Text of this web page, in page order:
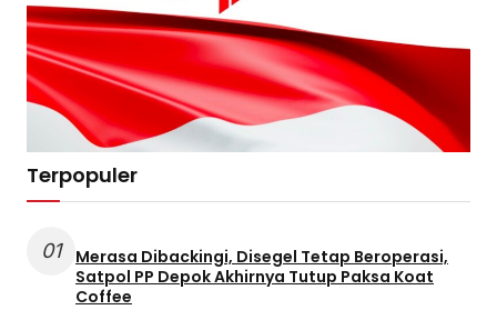
Terpopuler
01
Merasa Dibackingi, Disegel Tetap Beroperasi,
Satpol PP Depok Akhirnya Tutup Paksa Koat
Coffee